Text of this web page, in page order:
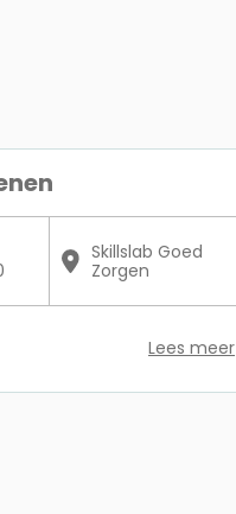
Skillslab Goed
Zorgen
Lees meer